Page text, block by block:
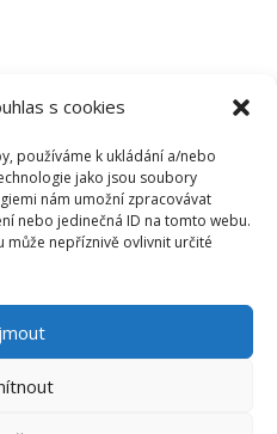
s cookies
používáme k ukládání a/nebo
jako jsou soubory
nám umožní zpracovávat
nebo jedinečná ID na tomto webu.
nepříznivě ovlivnit určité
S OSOBNÍMI ÚDAJI
(EU)